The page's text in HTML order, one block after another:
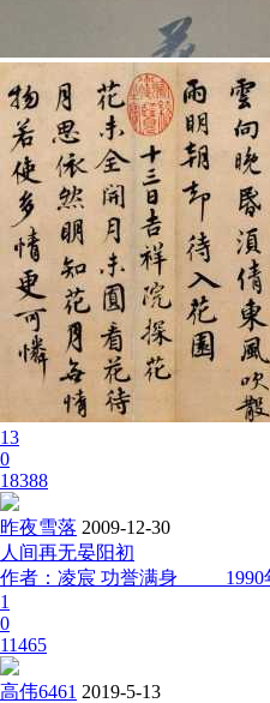
13
0
18388
昨夜雪落 2009-12-30
人间再无晏阳初
作者：凌宸 功誉满身 1990
1
0
11465
高伟6461 2019-5-13